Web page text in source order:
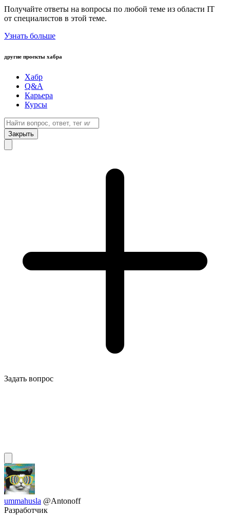
Получайте ответы на вопросы по любой теме из области IT
от специалистов в этой теме.
Узнать больше
другие проекты хабра
Хабр
Q&A
Карьера
Курсы
Закрыть
Задать вопрос
ummahusla @Antonoff
Разработчик